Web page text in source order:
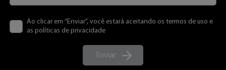
Enviar
Ao clicar em “Enviar”, você estará aceitando os termos de uso e
as políticas de privacidade